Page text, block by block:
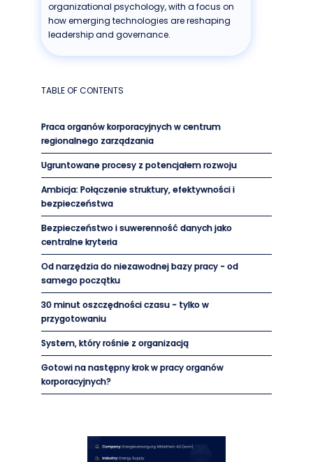
organizational psychology, with a focus on
how emerging technologies are reshaping
leadership and governance.
TABLE OF CONTENTS
Praca organów korporacyjnych w centrum
regionalnego zarządzania
Ugruntowane procesy z potencjałem rozwoju
Ambicja: Połączenie struktury, efektywności i
bezpieczeństwa
Bezpieczeństwo i suwerenność danych jako
centralne kryteria
Od narzędzia do niezawodnej bazy pracy - od
samego początku
30 minut oszczędności czasu - tylko w
przygotowaniu
System, który rośnie z organizacją
Gotowi na następny krok w pracy organów
korporacyjnych?